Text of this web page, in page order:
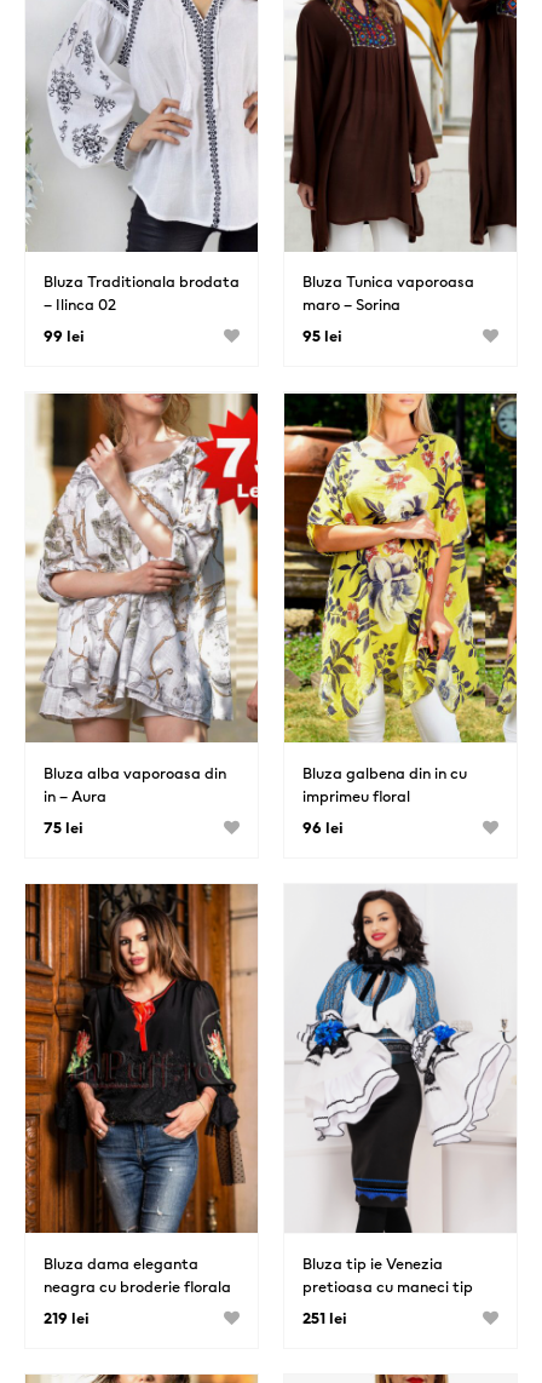
Bluza Traditionala brodata
– Ilinca 02
99 lei
Bluza Tunica vaporoasa
maro – Sorina
95 lei
Bluza alba vaporoasa din
in – Aura
75 lei
Bluza galbena din in cu
imprimeu floral
96 lei
Bluza dama eleganta
neagra cu broderie florala
219 lei
Bluza tip ie Venezia
pretioasa cu maneci tip
clopot si model etno
251 lei